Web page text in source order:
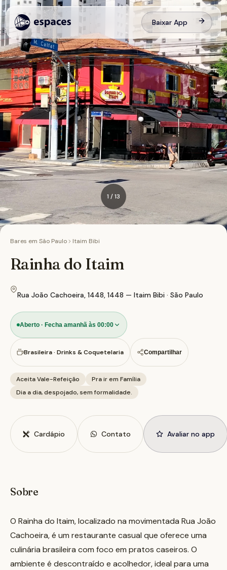
Baixar App
1 /13
Bares em São Paulo Itaim Bibi
Rainha do Itaim
Rua João Cachoeira, 1448, 1448 — Itaim Bibi · São Paulo
Aberto · Fecha amanhã às 00:00
Brasileira · Drinks & Coquetelaria Compartilhar
Aceita Vale-Refeição
Pra ir em Família
Dia a dia, despojado, sem formalidade.
Cardápio Contato Avaliar no app
Sobre
O Rainha do Itaim, localizado na movimentada Rua João
Cachoeira, é um restaurante casual que oferece uma
culinária brasileira com foco em pratos caseiros. O
ambiente é descontraído e acolhedor, ideal para uma